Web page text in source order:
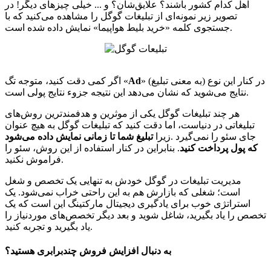
اهل کدام کشور باشند؟ علایق‌شان؟ و ... خیلی چیزهای دیگر! در
تصویر زیر نمونه‌ای از تبلیغات گوگل را مشاهده می‌کنید که با
جستجوی کلمه «خرید بلیط هواپیما» نمایش داده شده است.
اگر کمی دقت کنید، متوجه تگ «Ad» (به معنی تبلیغ) در کنار این نوع
نتایج می‌شوید که نشان می‌دهد این نتیجه جزوء نتایج پولی است.
هر چند تبلیغات گوگل یکی از موثرین و هدفمندترین روش‌های
تبلیغاتی در دنیاست، اما دقت کنید که تبلیغات گوگل به هیچ عنوان
جای سئو را نمی‌گیرد .زیراتبلیغ شما تا زمانی نمایش داده می‌شود
که پول پرداخت کنید. بنابراین در کنار استفاده از این روش، سئو را
فراموش نکنید.
مدیریت تبلیغات در گوگل خودش به تنهایی یک تخصص و شغل
است؛ شغلی که بازارش هم به این راحتی خراب نمی‌شود. یک
استراتژی خوب برای یادگیری دیجیتال مارکتینگ این است که یک
تخصص را یاد بگیرید، شاغل شوید و بعد دیگر تخصص‌های موردنیاز را
یاد بگیرید و تجربه کنید.
به دنبال افزایش فروش چندبرابری هستید؟